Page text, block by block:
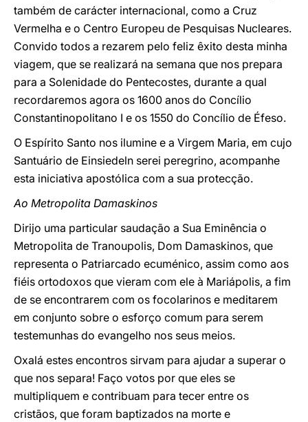
também de carácter internacional, como a Cruz
Vermelha e o Centro Europeu de Pesquisas Nucleares.
Convido todos a rezarem pelo feliz êxito desta minha
viagem, que se realizará na semana que nos prepara
para a Solenidade do Pentecostes, durante a qual
recordaremos agora os 1600 anos do Concílio
Constantinopolitano I e os 1550 do Concílio de Éfeso.
O Espírito Santo nos ilumine e a Virgem Maria, em cujo
Santuário de Einsiedeln serei peregrino, acompanhe
esta iniciativa apostólica com a sua protecção.
Ao Metropolita Damaskinos
Dirijo uma particular saudação a Sua Eminência o
Metropolita de Tranoupolis, Dom Damaskinos, que
representa o Patriarcado ecuménico, assim como aos
fiéis ortodoxos que vieram com ele à Mariápolis, a fim
de se encontrarem com os focolarinos e meditarem
em conjunto sobre o esforço comum para serem
testemunhas do evangelho nos seus meios.
Oxalá estes encontros sirvam para ajudar a superar o
que nos separa! Faço votos por que eles se
multipliquem e contribuam para tecer entre os
cristãos, que foram baptizados na morte e